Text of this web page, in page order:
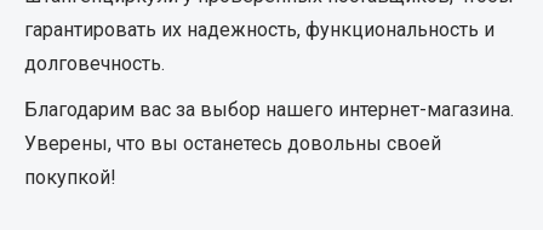
Тройники
Трубки, муфты, гайки
Штуцеры
гарантировать их надежность, функциональность и
долговечность.
Благодарим вас за выбор нашего интернет-магазина.
Уверены, что вы останетесь довольны своей
покупкой!